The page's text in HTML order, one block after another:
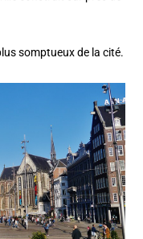
somptueux de la cité.